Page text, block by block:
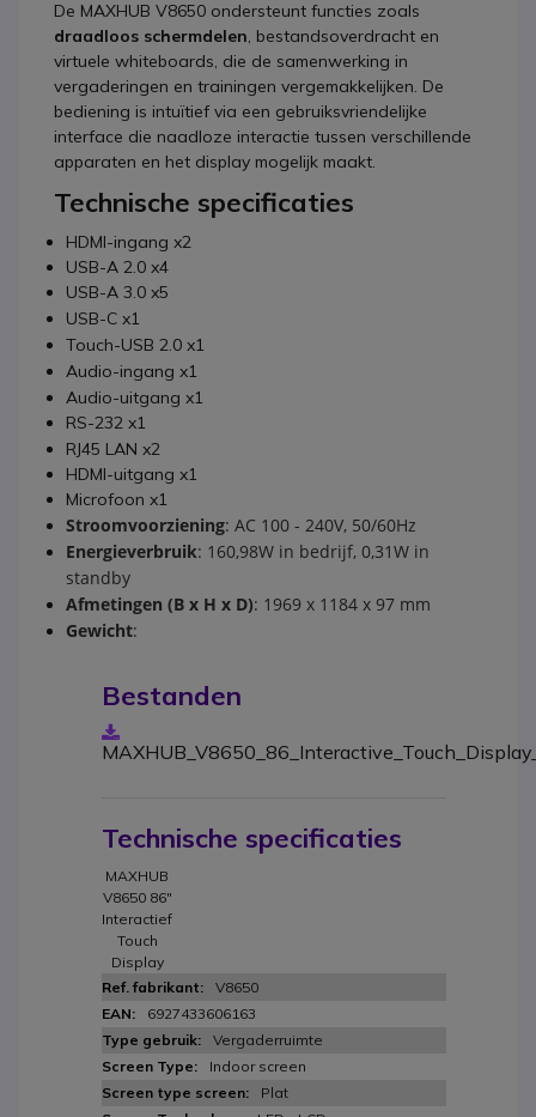
De MAXHUB V8650 ondersteunt functies zoals
draadloos schermdelen, bestandsoverdracht en
virtuele whiteboards, die de samenwerking in
vergaderingen en trainingen vergemakkelijken. De
bediening is intuïtief via een gebruiksvriendelijke
interface die naadloze interactie tussen verschillende
apparaten en het display mogelijk maakt.
Technische specificaties
HDMI-ingang x2
USB-A 2.0 x4
USB-A 3.0 x5
USB-C x1
Touch-USB 2.0 x1
Audio-ingang x1
Audio-uitgang x1
RS-232 x1
RJ45 LAN x2
HDMI-uitgang x1
Microfoon x1
Stroomvoorziening: AC 100 - 240V, 50/60Hz
Energieverbruik: 160,98W in bedrijf, 0,31W in
standby
Afmetingen (B x H x D): 1969 x 1184 x 97 mm
Gewicht:
Bestanden
Technische specificaties
MAXHUB
V8650 86"
Interactief
Touch
Display
V8650
6927433606163
Vergaderruimte
Indoor screen
Plat